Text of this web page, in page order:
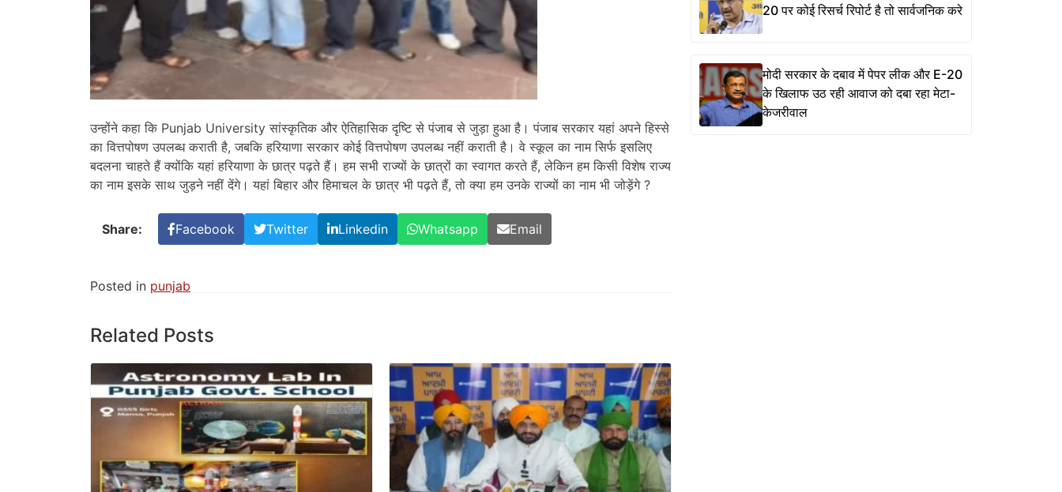
उन्होंने कहा कि Punjab University सांस्कृतिक और ऐतिहासिक दृष्टि से पंजाब से जुड़ा हुआ है। पंजाब सरकार यहां अपने हिस्से
का वित्तपोषण उपलब्ध कराती है, जबकि हरियाणा सरकार कोई वित्तपोषण उपलब्ध नहीं कराती है। वे स्कूल का नाम सिर्फ इसलिए
बदलना चाहते हैं क्योंकि यहां हरियाणा के छात्र पढ़ते हैं। हम सभी राज्यों के छात्रों का स्वागत करते हैं, लेकिन हम किसी विशेष राज्य
का नाम इसके साथ जुड़ने नहीं देंगे। यहां बिहार और हिमाचल के छात्र भी पढ़ते हैं, तो क्या हम उनके राज्यों का नाम भी जोड़ेंगे ?
Share: Facebook Twitter Linkedin Whatsapp Email
Posted in punjab
Related Posts
20 पर कोई रिसर्च रिपोर्ट है तो सार्वजनिक करे
मोदी सरकार के दबाव में पेपर लीक और E-20
के खिलाफ उठ रही आवाज को दबा रहा मेटा-
केजरीवाल